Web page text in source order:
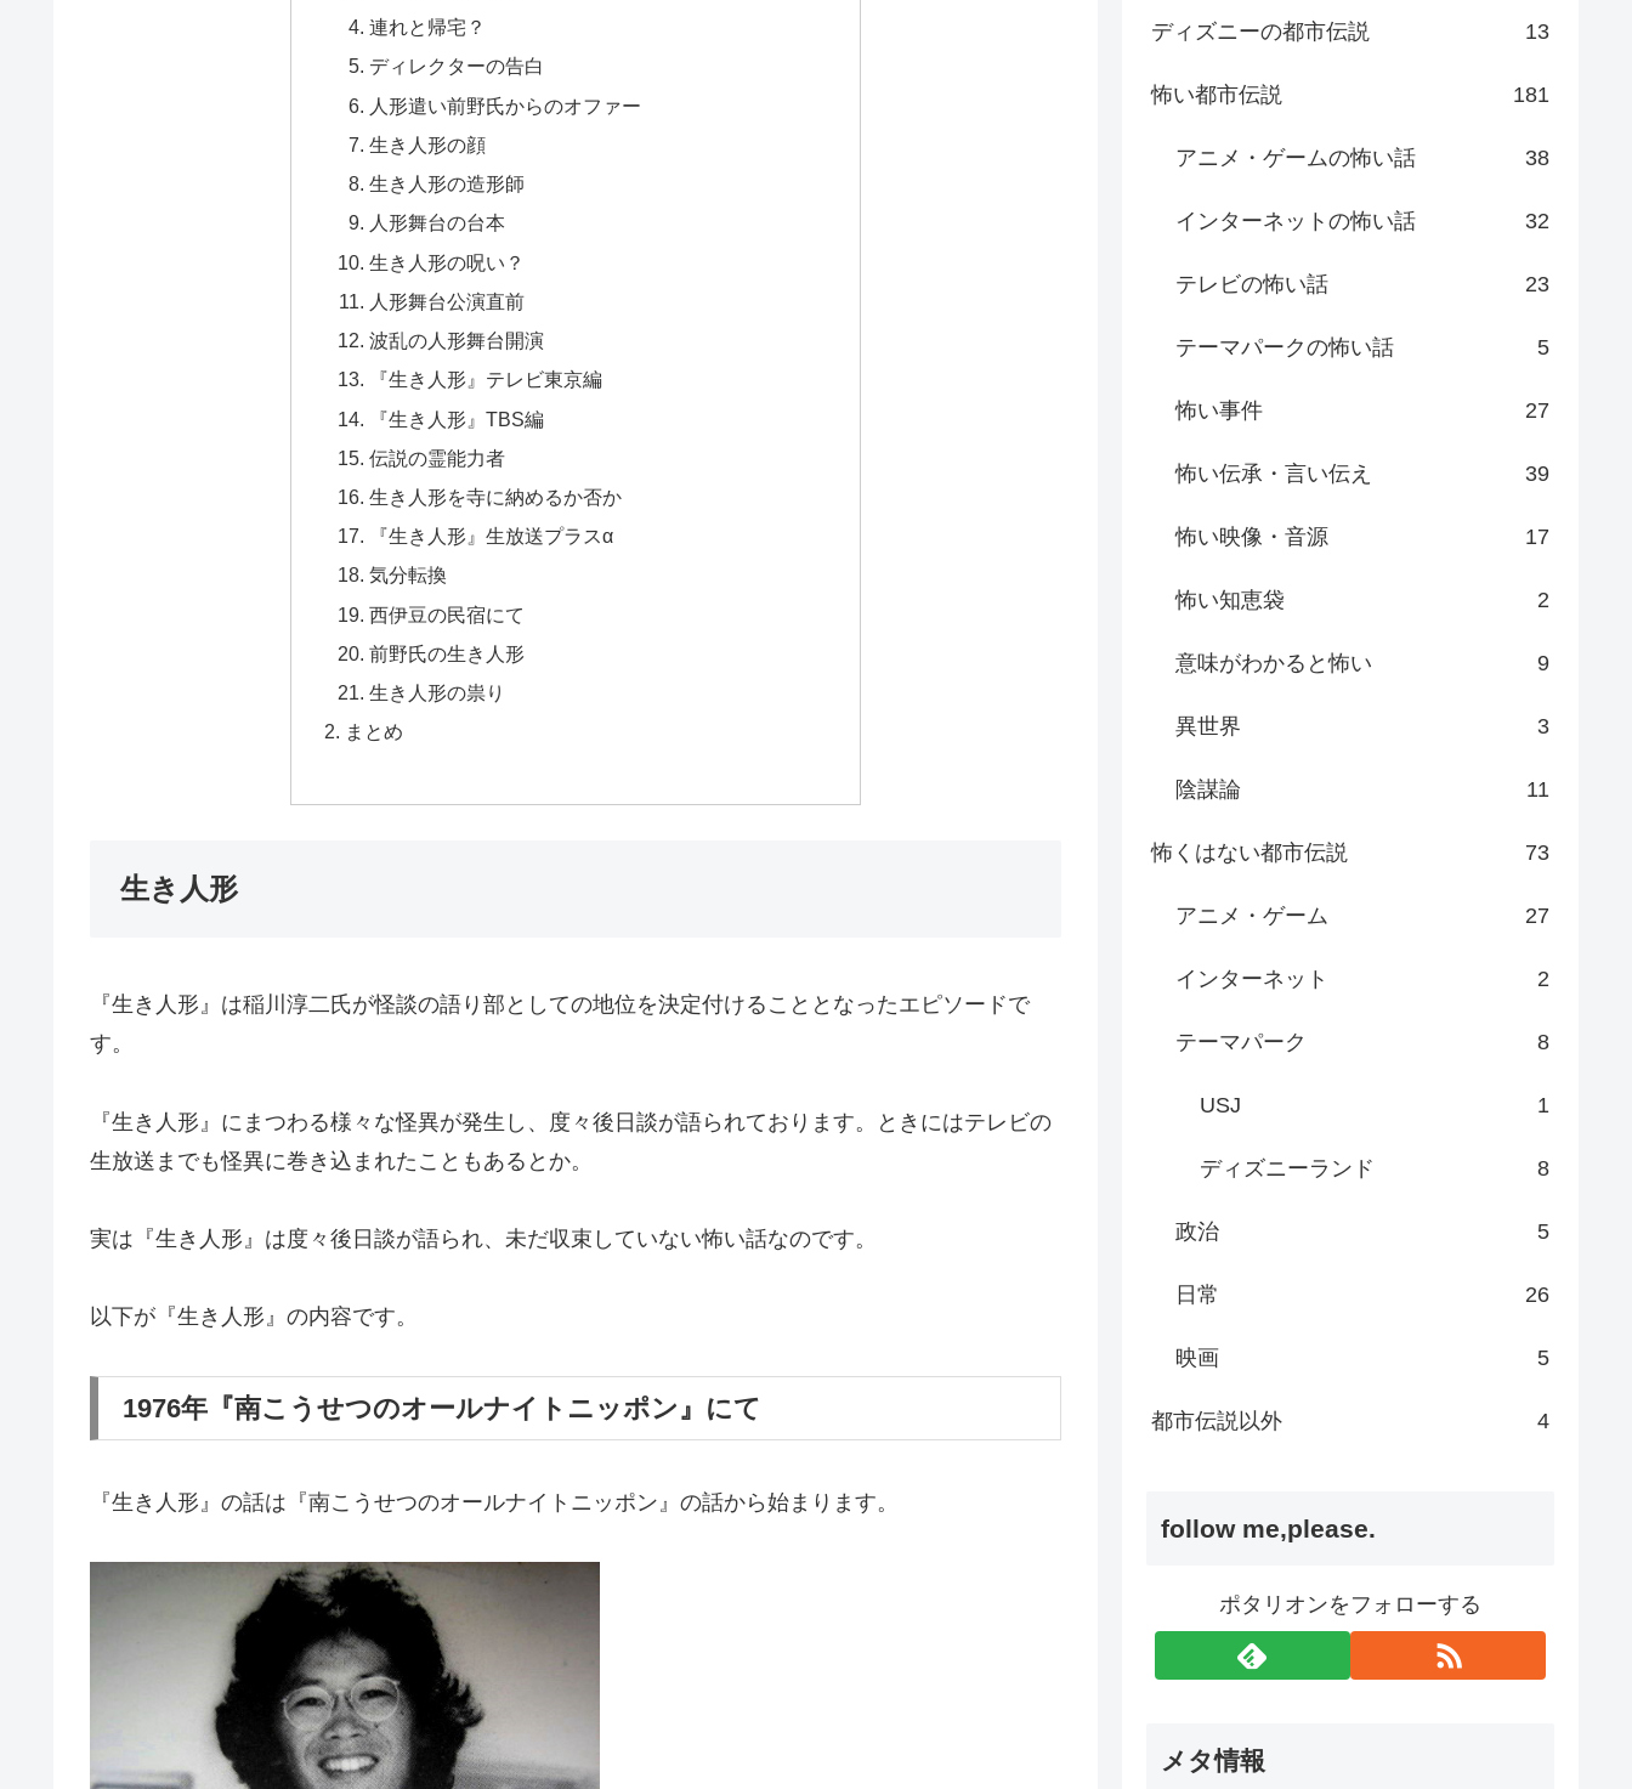
連れと帰宅？
ディレクターの告白
人形遣い前野氏からのオファー
生き人形の顔
生き人形の造形師
人形舞台の台本
生き人形の呪い？
人形舞台公演直前
波乱の人形舞台開演
『生き人形』テレビ東京編
『生き人形』TBS編
伝説の霊能力者
生き人形を寺に納めるか否か
『生き人形』生放送プラスα
気分転換
西伊豆の民宿にて
前野氏の生き人形
生き人形の祟り
まとめ
生き人形
『生き人形』は稲川淳二氏が怪談の語り部としての地位を決定付けることとなったエピソードで
す。
『生き人形』にまつわる様々な怪異が発生し、度々後日談が語られております。ときにはテレビの
生放送までも怪異に巻き込まれたこともあるとか。
実は『生き人形』は度々後日談が語られ、未だ収束していない怖い話なのです。
以下が『生き人形』の内容です。
1976年『南こうせつのオールナイトニッポン』にて
『生き人形』の話は『南こうせつのオールナイトニッポン』の話から始まります。
ディズニーの都市伝説 13
怖い都市伝説 181
アニメ・ゲームの怖い話 38
インターネットの怖い話 32
テレビの怖い話 23
テーマパークの怖い話 5
怖い事件 27
怖い伝承・言い伝え 39
怖い映像・音源 17
怖い知恵袋 2
意味がわかると怖い 9
異世界 3
陰謀論 11
怖くはない都市伝説 73
アニメ・ゲーム 27
インターネット 2
テーマパーク 8
USJ 1
ディズニーランド 8
政治 5
日常 26
映画 5
都市伝説以外 4
follow me,please.
ポタリオンをフォローする
メタ情報